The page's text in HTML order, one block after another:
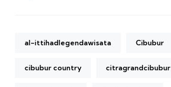
al-ittihadlegendawisata Cibubur
cibubur country citragrandcibubur